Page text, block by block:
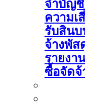
จําบัญชี
ความเ
รับสินบ
จ้างพัส
รายงา
ซื้อจัดจ้